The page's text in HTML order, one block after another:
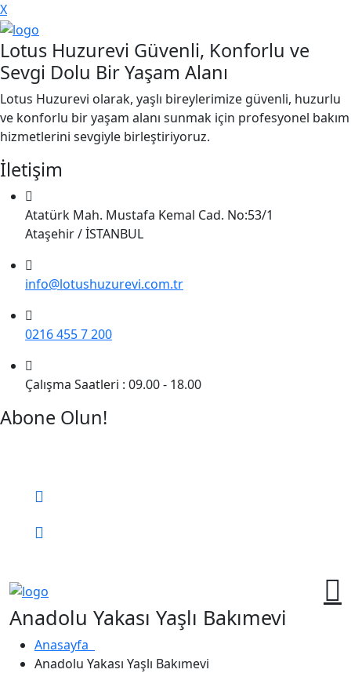
X
Lotus Huzurevi Güvenli, Konforlu ve
Sevgi Dolu Bir Yaşam Alanı
Lotus Huzurevi olarak, yaşlı bireylerimize güvenli, huzurlu
ve konforlu bir yaşam alanı sunmak için profesyonel bakım
hizmetlerini sevgiyle birleştiriyoruz.
İletişim
Atatürk Mah. Mustafa Kemal Cad. No:53/1
Ataşehir / İSTANBUL
info@lotushuzurevi.com.tr
0216 455 7 200
Çalışma Saatleri : 09.00 - 18.00
Abone Olun!
Anadolu Yakası Yaşlı Bakımevi
Anasayfa
Anadolu Yakası Yaşlı Bakımevi